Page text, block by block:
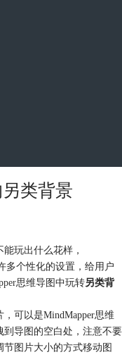
类背景
玩出什么花样，
多个性化的设置，给用户
思维导图中玩转另类背
可以是MindMapper思维
导图的空白处，注意不要
图片大小的方式移动图